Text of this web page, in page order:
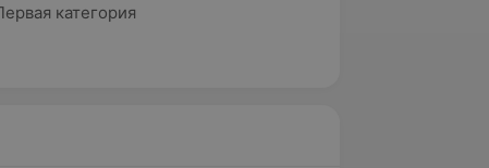
категория